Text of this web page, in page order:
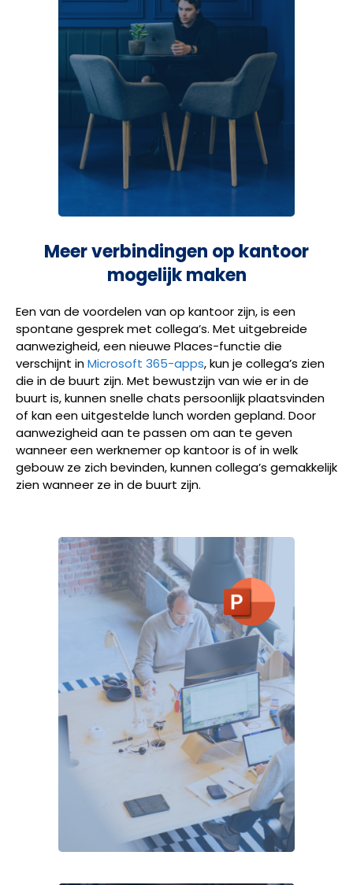
Meer verbindingen op kantoor
mogelijk maken
Een van de voordelen van op kantoor zijn, is een
spontane gesprek met collega’s. Met uitgebreide
aanwezigheid, een nieuwe Places-functie die
verschijnt inMicrosoft 365-apps, kun je collega’s zien
die in de buurt zijn. Met bewustzijn van wie er in de
buurt is, kunnen snelle chats persoonlijk plaatsvinden
of kan een uitgestelde lunch worden gepland. Door
aanwezigheid aan te passen om aan te geven
wanneer een werknemer op kantoor is of in welk
gebouw ze zich bevinden, kunnen collega’s gemakkelijk
zien wanneer ze in de buurt zijn.